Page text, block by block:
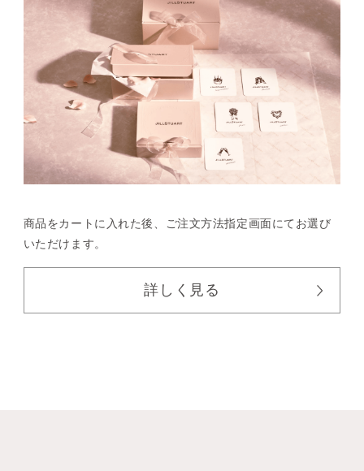
商品をカートに入れた後、
ご注文方法指定画面にてお選び
いただけます。
詳しく見る